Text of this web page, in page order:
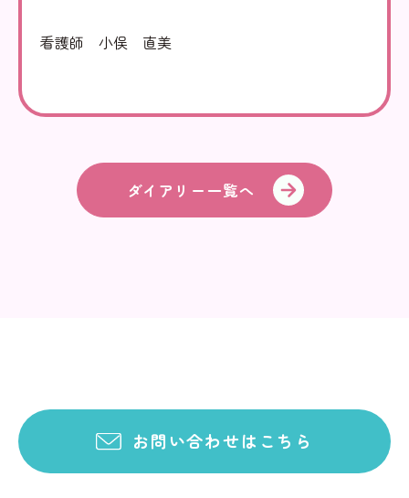
看護師 小俣 直美
ダイアリー一覧へ
お問い合わせはこちら